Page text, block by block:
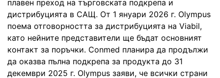
плавен преход на търговската подкрепа и
дистрибуцията в САЩ. От 1 януари 2026 г. Olympus
поема отговорността за дистрибуцията на Viabil,
като нейните представители ще бъдат основният
контакт за поръчки. Conmed планира да продължи
да оказва пълна подкрепа за продукта до 31
декември 2025 г. Olympus заяви, че всички страни